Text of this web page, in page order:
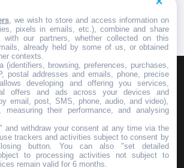
INVIA UN COMUNICATO STAMPA
DIRETTORE
ASD Fondo Italia - Partita Iva: IT 03855110049
, we wish to store and access information on
pixels in emails, etc.), combine and share
with our partners, whether collected on this
already held by some of us, or obtained
contexts.
(identifiers, browsing, preferences, purchases,
postal addresses and emails, phone, precise
developing and offering you services,
offers and ads across your devices and
email, post, SMS, phone, audio, and video),
measuring their performance, and analysing
and withdraw your consent at any time via the
trackers and activities subject to consent by
button. You can also "set detailed
to processing activities not subject to
remain valid for 6 months.